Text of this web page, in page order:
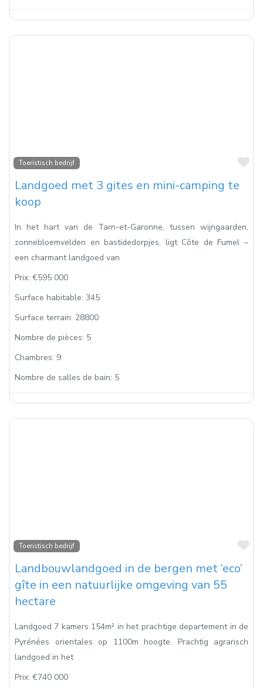
Toeristisch bedrijf
Landgoed met 3 gites en mini-camping te
koop
In het hart van de Tarn-et-Garonne, tussen wijngaarden,
zonnebloemvelden en bastidedorpjes, ligt Côte de Fumel –
een charmant landgoed van
Prix: €595 000
Surface habitable: 345
Surface terrain: 28800
Nombre de pièces: 5
Chambres: 9
Nombre de salles de bain: 5
Toeristisch bedrijf
Landbouwlandgoed in de bergen met ‘eco’
gîte in een natuurlijke omgeving van 55
hectare
Landgoed 7 kamers 154m² in het prachtige departement in de
Pyrénées orientales op 1100m hoogte. Prachtig agrarisch
landgoed in het
Prix: €740 000